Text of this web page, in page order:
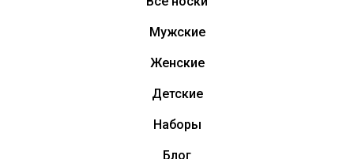
Мужские
Женские
Детские
Наборы
Блог